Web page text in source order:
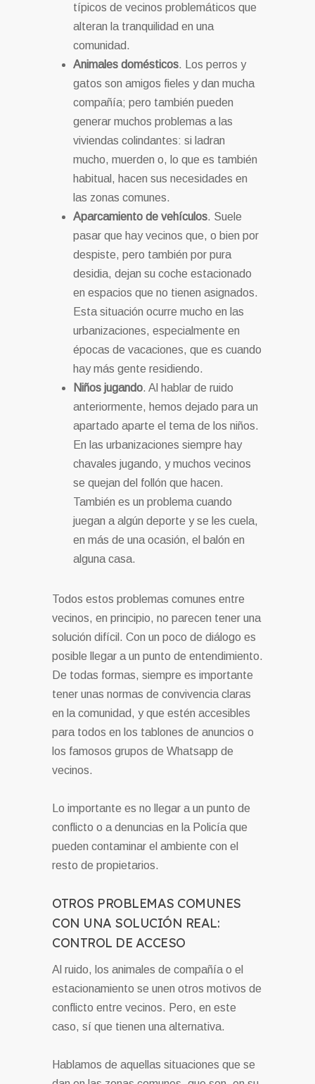
típicos de vecinos problemáticos que
alteran la tranquilidad en una
comunidad.
Animales domésticos. Los perros y
gatos son amigos fieles y dan mucha
compañía; pero también pueden
generar muchos problemas a las
viviendas colindantes: si ladran
mucho, muerden o, lo que es también
habitual, hacen sus necesidades en
las zonas comunes.
Aparcamiento de vehículos. Suele
pasar que hay vecinos que, o bien por
despiste, pero también por pura
desidia, dejan su coche estacionado
en espacios que no tienen asignados.
Esta situación ocurre mucho en las
urbanizaciones, especialmente en
épocas de vacaciones, que es cuando
hay más gente residiendo.
Niños jugando. Al hablar de ruido
anteriormente, hemos dejado para un
apartado aparte el tema de los niños.
En las urbanizaciones siempre hay
chavales jugando, y muchos vecinos
se quejan del follón que hacen.
También es un problema cuando
juegan a algún deporte y se les cuela,
en más de una ocasión, el balón en
alguna casa.
Todos estos problemas comunes entre
vecinos, en principio, no parecen tener una
solución difícil. Con un poco de diálogo es
posible llegar a un punto de entendimiento.
De todas formas, siempre es importante
tener unas normas de convivencia claras
en la comunidad, y que estén accesibles
para todos en los tablones de anuncios o
los famosos grupos de Whatsapp de
vecinos.
Lo importante es no llegar a un punto de
conflicto o a denuncias en la Policía que
pueden contaminar el ambiente con el
resto de propietarios.
OTROS PROBLEMAS COMUNES
CON UNA SOLUCIÓN REAL:
CONTROL DE ACCESO
Al ruido, los animales de compañía o el
estacionamiento se unen otros motivos de
conflicto entre vecinos. Pero, en este
caso, sí que tienen una alternativa.
Hablamos de aquellas situaciones que se